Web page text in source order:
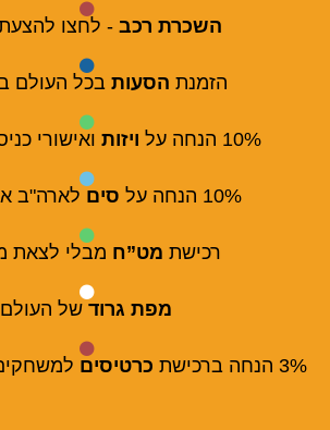
השכרת רכב - לחצו
הזמנת הסעות בכל העולם
10% הנחה על ויזות ואישורי
10% הנחה על סים לארה"ב
רכישת מט”ח מבלי לצאת
מפת גרוד של העולם
3% הנחה ברכישת כרטיסים